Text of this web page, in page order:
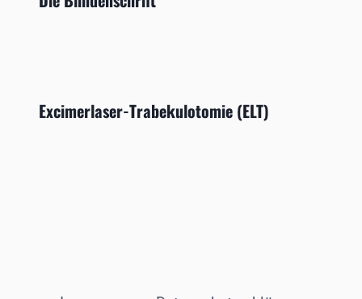
Excimerlaser-Trabekulotomie (ELT)